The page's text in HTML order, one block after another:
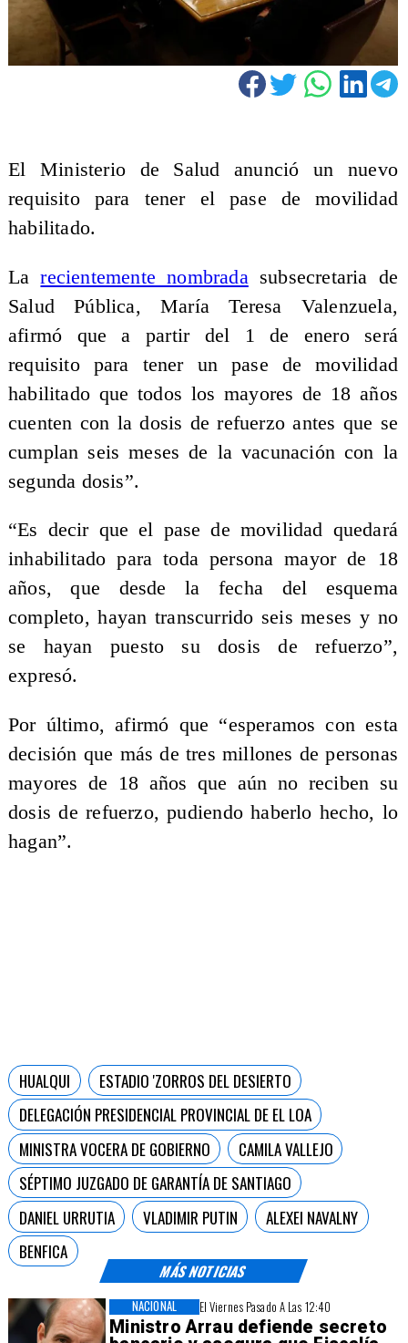
MÁS NOTICIAS
El Viernes Pasado A Las 12:40
Ministro Arrau defiende secreto
NACIONAL
El Ministerio de Salud anunció un nuevo
requisito para tener el pase de movilidad
habilitado.
Larecientemente nombradasubsecretaria de
Salud Pública, María Teresa Valenzuela,
afirmó que a partir del 1 de enero será
requisito para tener un pase de movilidad
habilitado que todos los mayores de 18 años
cuenten con la dosis de refuerzo antes que se
cumplan seis meses de la vacunación con la
segunda dosis”.
“Es decir que el pase de movilidad quedará
inhabilitado para toda persona mayor de 18
años, que desde la fecha del esquema
completo, hayan transcurrido seis meses y no
se hayan puesto su dosis de refuerzo”,
expresó.
Por último, afirmó que “esperamos con esta
decisión que más de tres millones de personas
mayores de 18 años que aún no reciben su
dosis de refuerzo, pudiendo haberlo hecho, lo
hagan”.
HUALQUI
ESTADIO 'ZORROS DEL DESIERTO
DELEGACIÓN PRESIDENCIAL PROVINCIAL DE EL LOA
MINISTRA VOCERA DE GOBIERNO
CAMILA VALLEJO
SÉPTIMO JUZGADO DE GARANTÍA DE SANTIAGO
DANIEL URRUTIA
VLADIMIR PUTIN
ALEXEI NAVALNY
BENFICA